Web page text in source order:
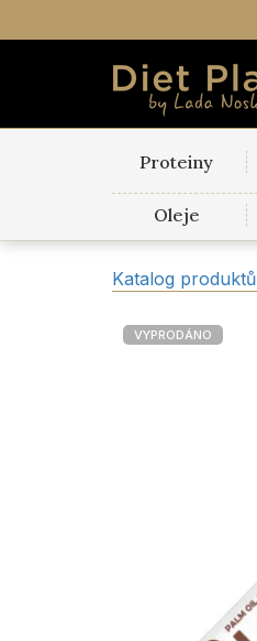
Proteiny
Oleje
Katalog produktů
VYPRODÁNO